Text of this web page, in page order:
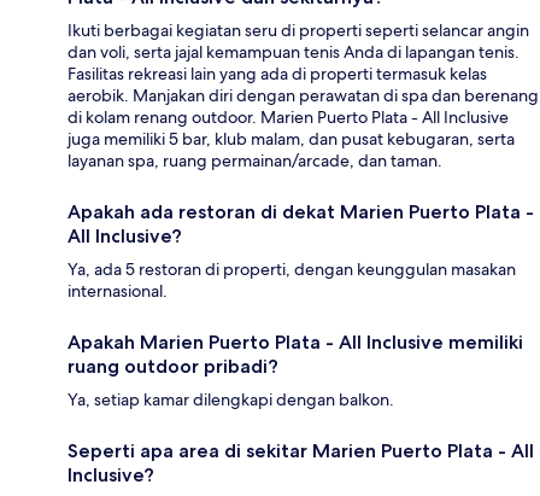
Ikuti berbagai kegiatan seru di properti seperti selancar angin
dan voli, serta jajal kemampuan tenis Anda di lapangan tenis.
Fasilitas rekreasi lain yang ada di properti termasuk kelas
aerobik. Manjakan diri dengan perawatan di spa dan berenang
di kolam renang outdoor. Marien Puerto Plata - All Inclusive
juga memiliki 5 bar, klub malam, dan pusat kebugaran, serta
layanan spa, ruang permainan/arcade, dan taman.
Apakah ada restoran di dekat Marien Puerto Plata -
All Inclusive?
Ya, ada 5 restoran di properti, dengan keunggulan masakan
internasional.
Apakah Marien Puerto Plata - All Inclusive memiliki
ruang outdoor pribadi?
Ya, setiap kamar dilengkapi dengan balkon.
Seperti apa area di sekitar Marien Puerto Plata - All
Inclusive?